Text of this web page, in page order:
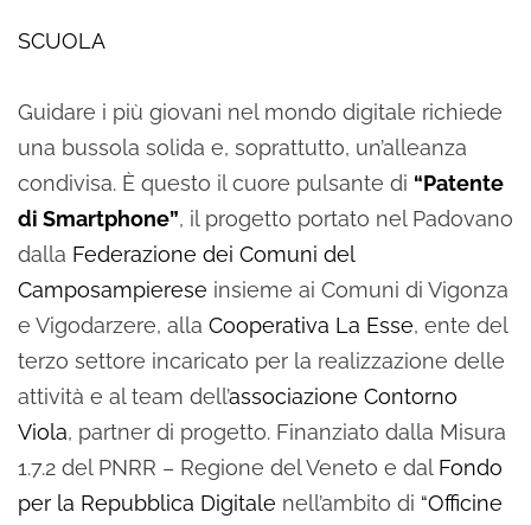
SCUOLA
Guidare i più giovani nel mondo digitale richiede
una bussola solida e, soprattutto, un’alleanza
condivisa. È questo il cuore pulsante di “Patente
di Smartphone”, il progetto portato nel Padovano
dalla Federazione dei Comuni del
Camposampierese insieme ai Comuni di Vigonza
e Vigodarzere, alla Cooperativa La Esse, ente del
terzo settore incaricato per la realizzazione delle
attività e al team dell’associazione Contorno
Viola, partner di progetto. Finanziato dalla Misura
1.7.2 del PNRR – Regione del Veneto e dal Fondo
per la Repubblica Digitale nell’ambito di “Officine